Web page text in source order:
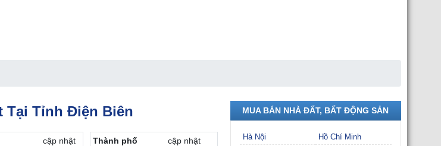
Tại Tỉnh Điện Biên
cập nhật
Thành phố
cập nhật
MUA BÁN NHÀ ĐẤT, BẤT ĐỘNG SẢN
Hà Nội
Hồ Chí Minh